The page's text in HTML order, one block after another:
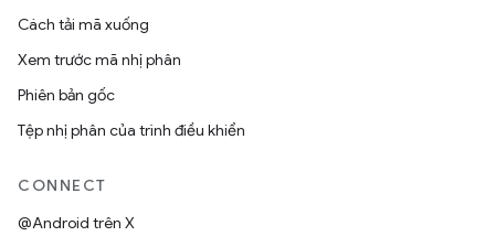
Cách tải mã xuống
Xem trước mã nhị phân
Phiên bản gốc
Tệp nhị phân của trình điều khiển
CONNECT
@Android trên X